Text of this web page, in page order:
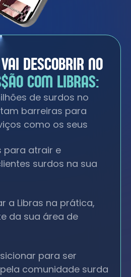
DESCOBRIR NO
COM LIBRAS:
de surdos no
barreiras para
como os seus
para atrair e
surdos na sua
a Libras na prática,
da sua área de
para ser
comunidade surda